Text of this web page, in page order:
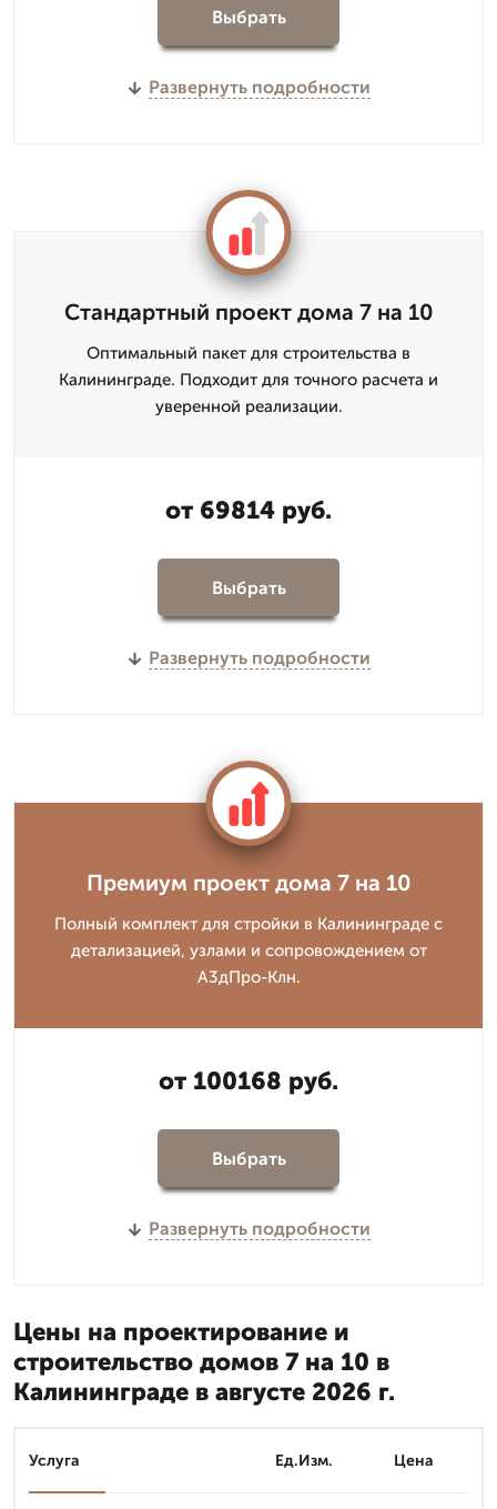
Выбрать
Развернуть подробности
Стандартный проект дома 7 на 10
Оптимальный пакет для строительства в
Калининграде. Подходит для точного расчета и
уверенной реализации.
от 69814 руб.
Выбрать
Развернуть подробности
Премиум проект дома 7 на 10
Полный комплект для стройки в Калининграде с
детализацией, узлами и сопровождением от
А3дПро-Клн.
от 100168 руб.
Выбрать
Развернуть подробности
Цены на проектирование и
строительство домов 7 на 10 в
Калининграде в августе 2026 г.
Услуга Ед.Изм. Цена